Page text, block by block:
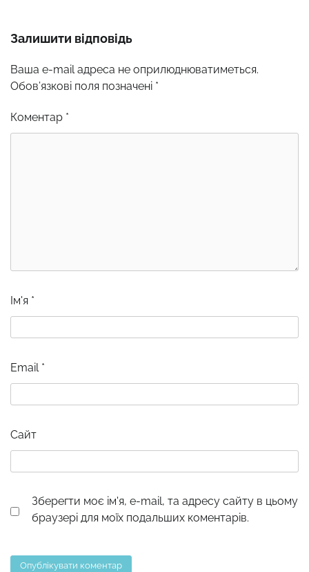
Залишити відповідь
Ваша e-mail адреса не оприлюднюватиметься.
Обов’язкові поля позначені *
Коментар *
Ім'я *
Email *
Сайт
Зберегти моє ім'я, e-mail, та адресу сайту в цьому
браузері для моїх подальших коментарів.